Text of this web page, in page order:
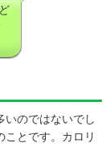
いのではないでし
ことです。カロリ